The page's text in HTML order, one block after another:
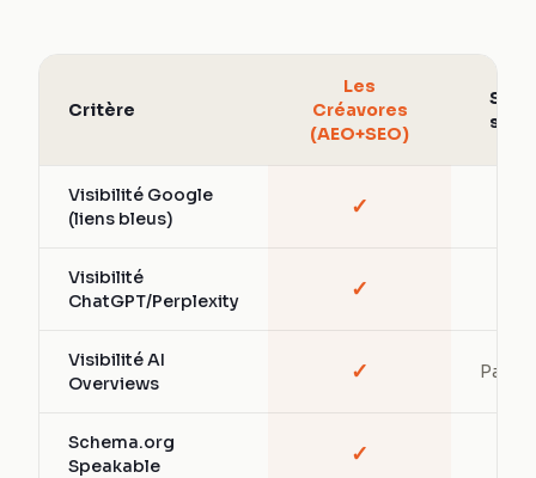
Critère
Les
Créavores
(AEO+SEO)
SEO
seul
Visibilité Google
(liens bleus)
✓
Visibilité
ChatGPT/Perplexity
✓
Visibilité AI
Overviews
✓ Partiel
Schema.org
Speakable
✓